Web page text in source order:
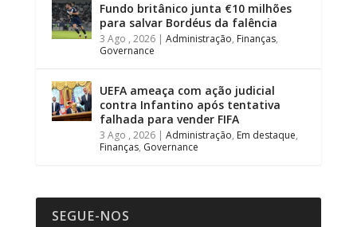
Fundo britânico junta €10 milhões
para salvar Bordéus da falência
3 Ago , 2026| Administração, Finanças,
Governance
UEFA ameaça com ação judicial
contra Infantino após tentativa
falhada para vender FIFA
3 Ago , 2026| Administração, Em destaque,
Finanças, Governance
SEGUE-NOS